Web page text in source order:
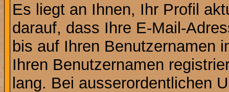
Es liegt an Ihnen, Ihr Profil
darauf, dass Ihre E-Mail-
bis auf Ihren Benutzernamen
Ihren Benutzernamen
lang. Bei ausserordentlichen